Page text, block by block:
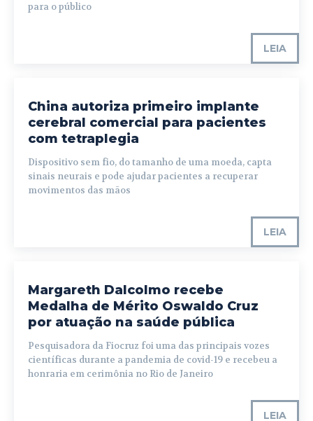
para o público
LEIA
China autoriza primeiro implante
cerebral comercial para pacientes
com tetraplegia
Dispositivo sem fio, do tamanho de uma moeda, capta
sinais neurais e pode ajudar pacientes a recuperar
movimentos das mãos
LEIA
Margareth Dalcolmo recebe
Medalha de Mérito Oswaldo Cruz
por atuação na saúde pública
Pesquisadora da Fiocruz foi uma das principais vozes
científicas durante a pandemia de covid-19 e recebeu a
honraria em cerimônia no Rio de Janeiro
LEIA